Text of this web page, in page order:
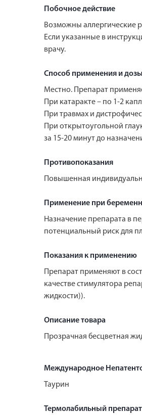
Побочное действие
Возможны аллергические
Если указанные в
врачу.
Способ применения и дозы
Местно. Препарат
При катаракте – по 1-2
При травмах и
При открытоугольной
за 15-20 минут до
Противопоказания
Повышенная
Применение при
Назначение препарата в
потенциальный риск для
Показания к применению
Препарат применяют в
качестве стимулятора
жидкости)).
Описание товара
Прозрачная бесцветная
Международное
Таурин
Термолабильный препарат